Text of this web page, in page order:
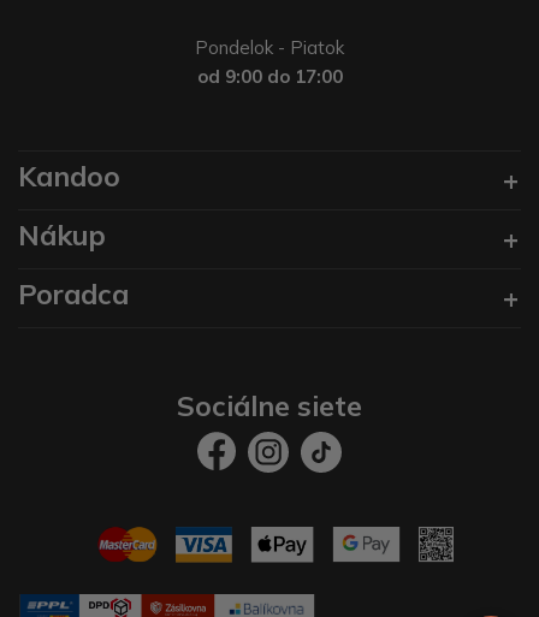
Pondelok - Piatok
od 9:00 do 17:00
Kandoo
Nákup
Poradca
Sociálne siete